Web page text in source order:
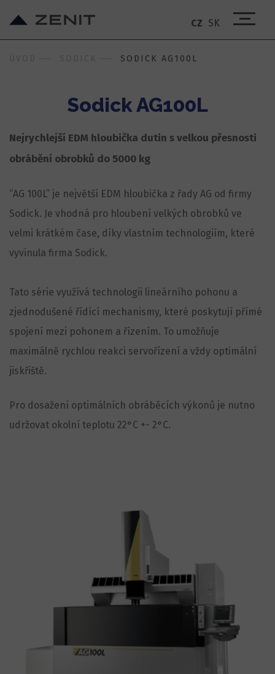
CZ SK
SODICK AG100L
Sodick AG100L
Nejrychlejší EDM hloubička dutin s velkou přesnosti
obrábění obrobků do 5000 kg
“AG 100L” je největší EDM hloubička z řady AG od firmy
Sodick. Je vhodná pro hloubení velkých obrobků ve
velmi krátkém čase, díky vlastním technologiím, které
vyvinula firma Sodick.
Tato série využívá technologii lineárního pohonu a
zjednodušené řídící mechanismy, které poskytují přímé
spojení mezi pohonem a řízením. To umožňuje
maximálně rychlou reakci servořízení a vždy optimální
jiskřiště.
Pro dosažení optimálních obráběcích výkonů je nutno
udržovat okolní teplotu 22°C +- 2°C.